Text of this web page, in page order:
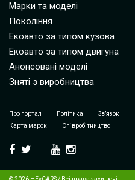
Марки та моделі
Покоління
Екоавто за типом кузова
Екоавто за типом двигуна
Анонсовані моделі
Зняті з виробництва
Про портал Політика Зв’язок
Карта марок
Співробітництво